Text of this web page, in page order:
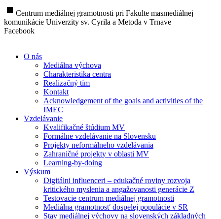
stop Centrum mediálnej gramotnosti pri Fakulte masmediálnej
komunikácie Univerzity sv. Cyrila a Metoda v Trnave
Facebook
O nás
Mediálna výchova
Charakteristika centra
Realizačný tím
Kontakt
Acknowledgement of the goals and activities of the
IMEC
Vzdelávanie
Kvalifikačné štúdium MV
Formálne vzdelávanie na Slovensku
Projekty neformálneho vzdelávania
Zahraničné projekty v oblasti MV
Learning-by-doing
Výskum
Digitálni influenceri – edukačné roviny rozvoja
kritického myslenia a angažovanosti generácie Z
Testovacie centrum mediálnej gramotnosti
Mediálna gramotnosť dospelej populácie v SR
Stav mediálnej výchovy na slovenských základných